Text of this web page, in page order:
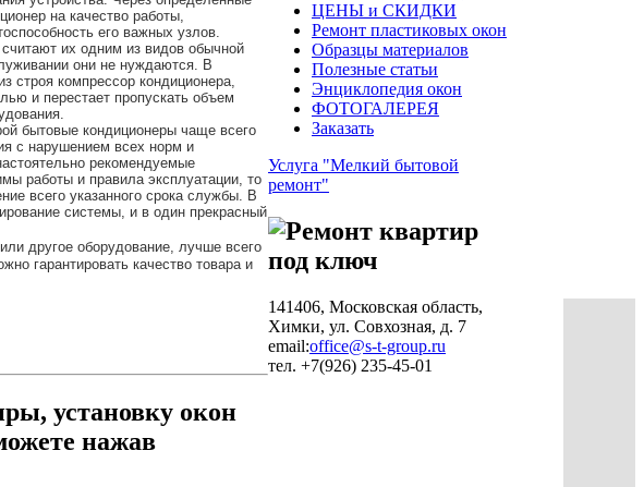
на качество работы,
его важных узлов.
их одним из видов обычной
они не нуждаются. В
строя компрессор кондиционера,
и перестает пропускать объем
бытовые кондиционеры чаще всего
с нарушением всех норм и
рекомендуемые
работы и правила эксплуатации, то
всего указанного срока службы. В
системы, и в один прекрасный
другое оборудование, лучше всего
гарантировать качество товара и
установку окон
нажав
ЦЕНЫ и СКИДКИ
Ремонт пластиковых окон
Образцы материалов
Полезные статьи
Энциклопедия окон
ФОТОГАЛЕРЕЯ
Заказать
Услуга "Мелкий бытовой
ремонт"
141406, Московская область,
Химки, ул. Совхозная, д. 7
email:office@s-t-group.ru
тел. +7(926) 235-45-01